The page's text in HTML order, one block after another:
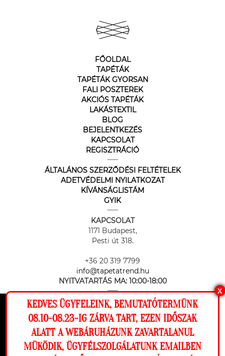
Ez a weboldal cookie-kat használ, hogy a
lehető legjobb élményt nyújtsa honlapunkon.
Beállítások
FŐOLDAL
TAPÉTÁK
TAPÉTÁK GYORSAN
FALI POSZTEREK
AKCIÓS TAPÉTÁK
LAKÁSTEXTIL
BLOG
BEJELENTKEZÉS
KAPCSOLAT
REGISZTRÁCIÓ
ÁLTALÁNOS SZERZŐDÉSI FELTÉTELEK
ADETVÉDELMI NYILATKOZAT
KÍVÁNSÁGLISTÁM
GYIK
KAPCSOLAT
1171 Budapest,
Pesti út 318.
+36 20 319 7799
info@tapetatrend.hu
NYITVATARTÁS MA: 10:00-18:00
Az online fizetést a Barion Payment Zrt. biztosítja, MNB engedély
X
KEDVES ÜGYFELEINK, BEMUTATÓTERMÜNK
08.10-08.23-IG ZÁRVA TART, EZEN IDŐSZAK
ALATT A WEBÁRUHÁZUNK ZAVARTALANUL
MÜKÖDIK, ÜGYFÉLSZOLGÁLATUNK EMAILBEN